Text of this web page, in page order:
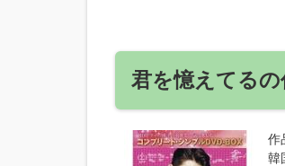
君を憶えてるの
作
韓